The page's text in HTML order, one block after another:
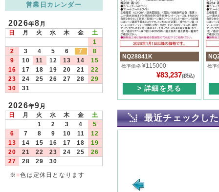
NQ28841K
標準価格 ¥115000
¥83,237(税込)
> 詳細を見る
標準
最近チェックし
営業日カレンダー
2026年8月
日
月 火 水 木 金
土
1
2
3 4 5 6 7
8
9
10 11 12 13 14
15
16
17 18 19 20 21
22
23
24 25 26 27 28
29
30
31
2026年9月
日
月 火 水 木 金
土
1
2 3 4
5
6
7 8 9 10 11
12
13
14 15 16 17 18
19
20
21 22 23 24 25
26
27
28 29
30
※ ■色は定休日となります